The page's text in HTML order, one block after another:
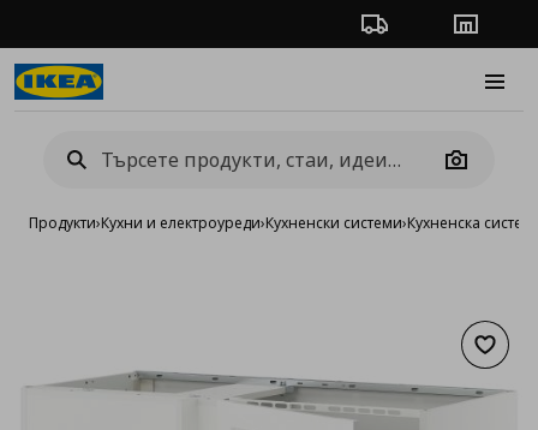
Проследяване на
Camera
Продукти›Кухни и електроуреди›Кухненски системи›Кухненска